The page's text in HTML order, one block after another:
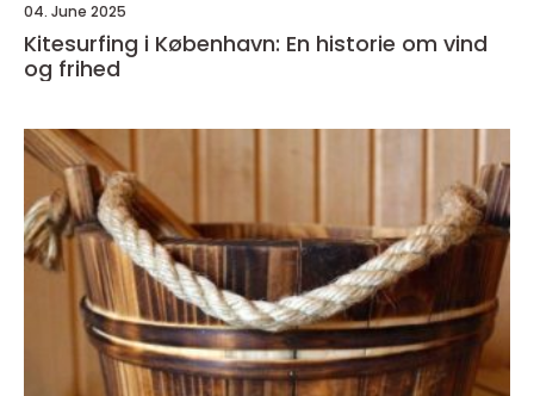
04. June 2025
Kitesurfing i København: En historie om vind
og frihed